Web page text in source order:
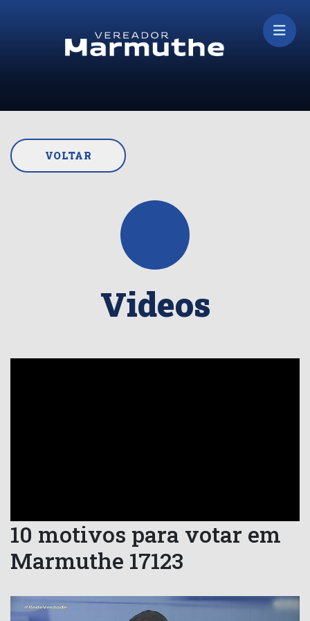
VOLTAR
Videos
10 motivos para votar em
Marmuthe 17123